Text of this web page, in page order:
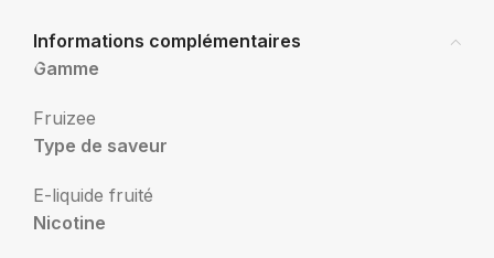
Informations complémentaires
Gamme
Fruizee
Type de saveur
E-liquide fruité
Nicotine